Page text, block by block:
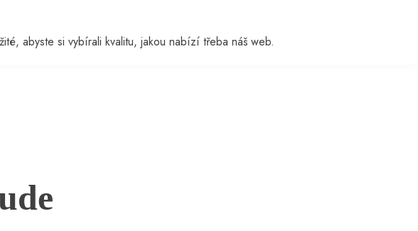
abyste si vybírali kvalitu, jakou nabízí třeba náš web.